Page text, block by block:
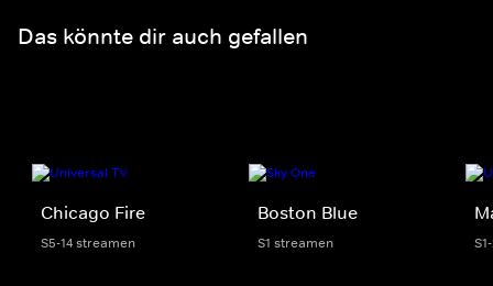
Das könnte dir auch gefallen
Chicago Fire
S5-14 streamen
Boston Blue
S1 streamen